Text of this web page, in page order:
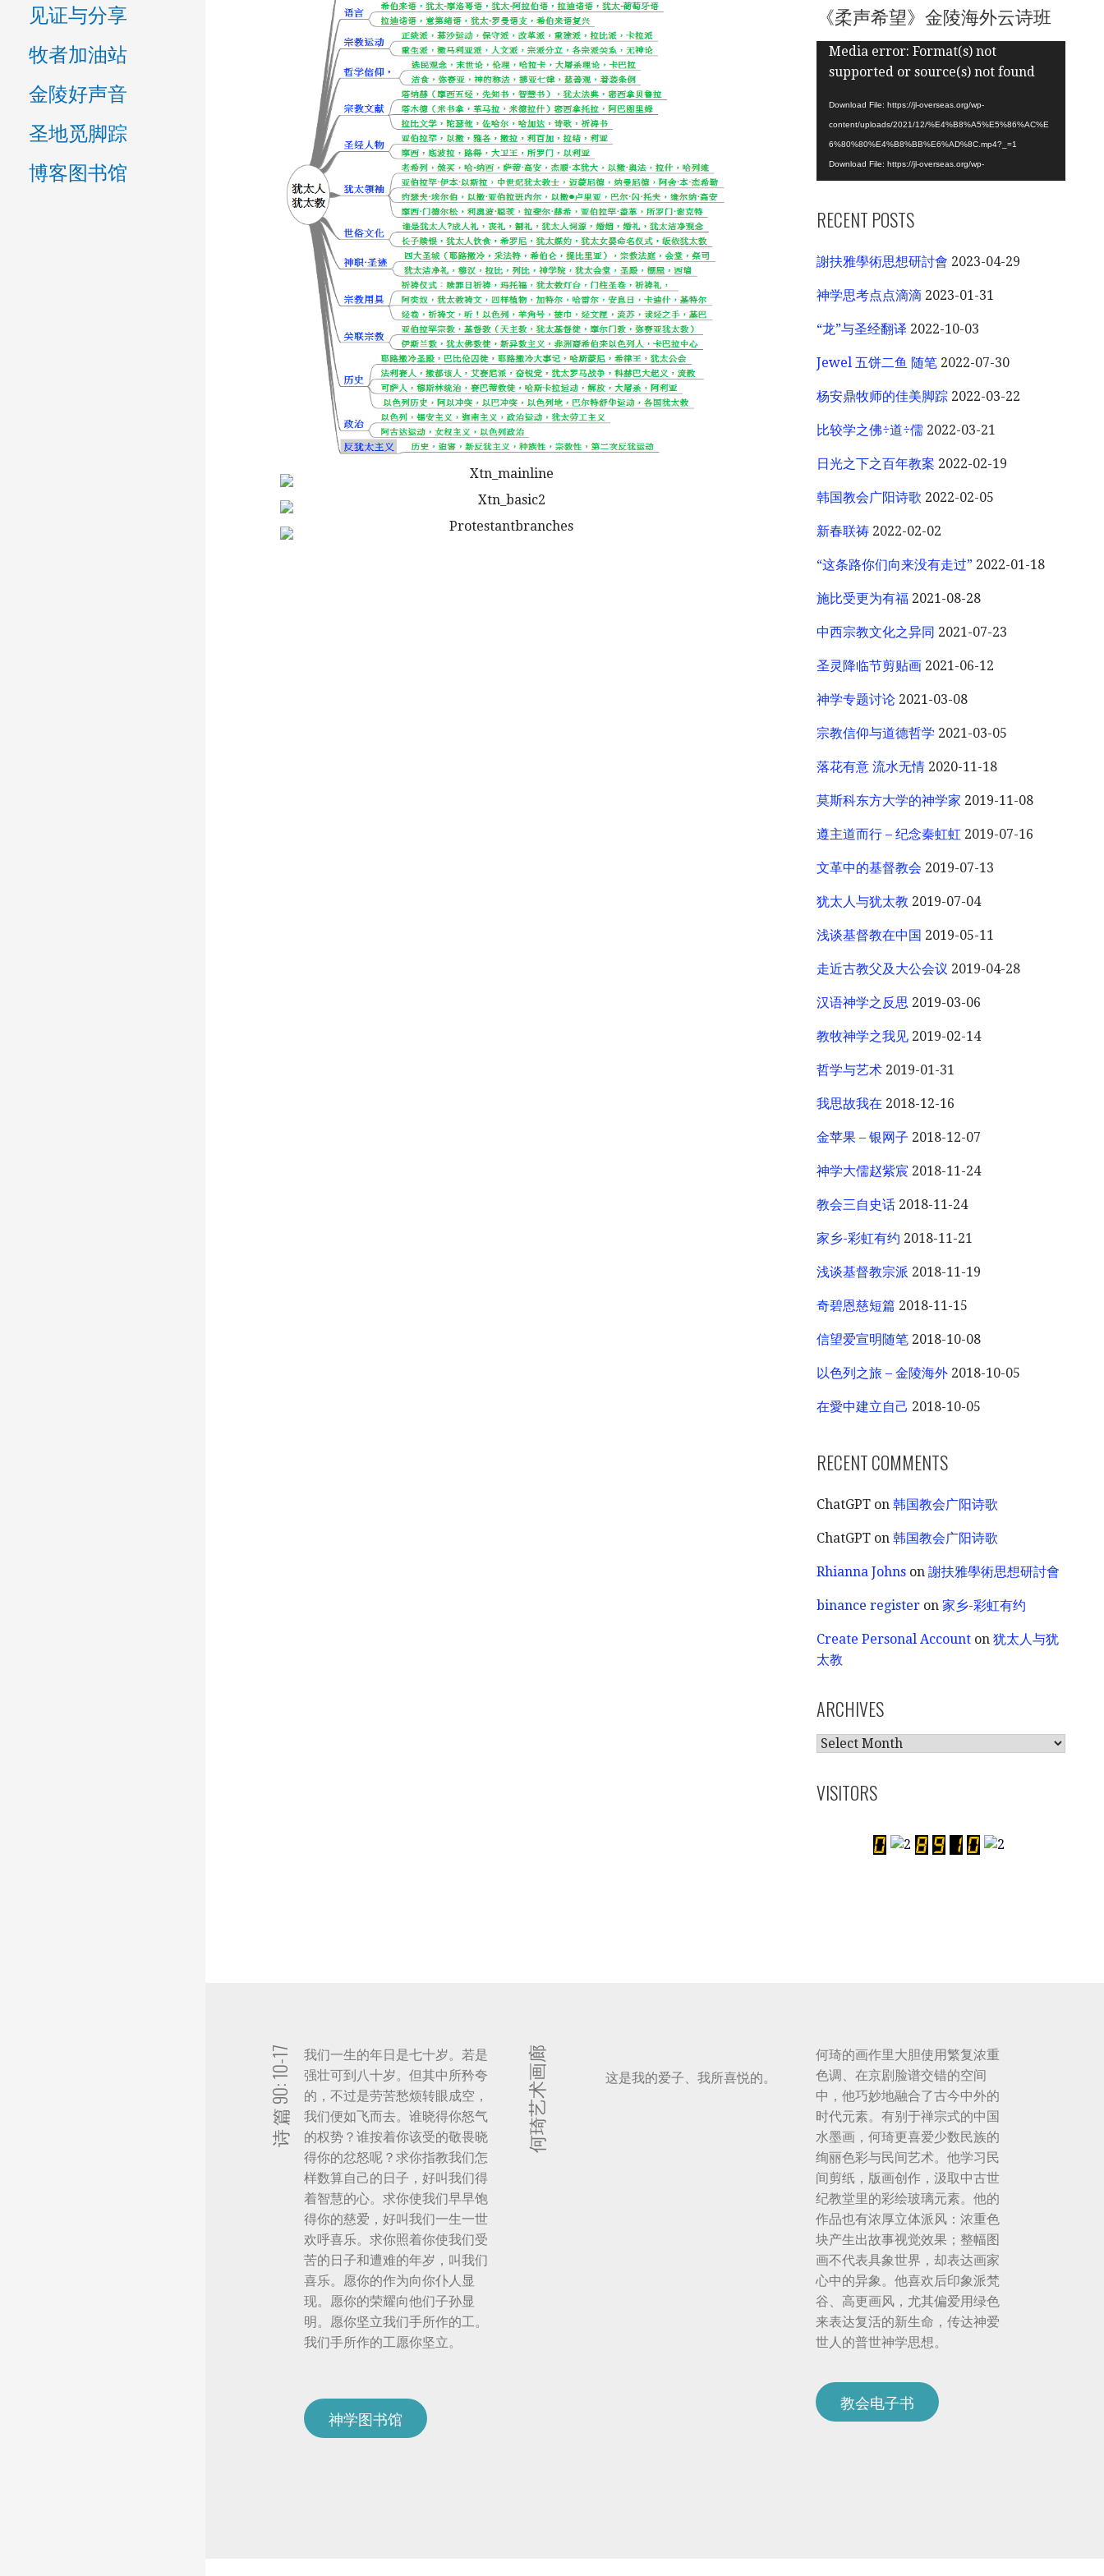
见证与分享
牧者加油站
金陵好声音
圣地觅脚踪
博客图书馆
《柔声希望》金陵海外云诗班
Video
Player
Media error: Format(s) not
supported or source(s) not found
Download File: https://jl-overseas.org/wp-
content/uploads/2021/12/%E4%B8%A5%E5%86%AC%E
6%80%80%E4%B8%BB%E6%AD%8C.mp4?_=1
Download File: https://jl-overseas.org/wp-
content/uploads/2021/12/%E4%B8%A5%E5%86%AC%E
RECENT POSTS
謝扶雅學術思想研討會 2023-04-29
神学思考点点滴滴 2023-01-31
“龙”与圣经翻译 2022-10-03
Jewel 五饼二鱼 随笔 2022-07-30
杨安鼎牧师的佳美脚踪 2022-03-22
比较学之佛÷道÷儒 2022-03-21
日光之下之百年教案 2022-02-19
韩国教会广阳诗歌 2022-02-05
新春联祷 2022-02-02
“这条路你们向来没有走过” 2022-01-18
施比受更为有福 2021-08-28
中西宗教文化之异同 2021-07-23
圣灵降临节剪贴画 2021-06-12
神学专题讨论 2021-03-08
宗教信仰与道德哲学 2021-03-05
落花有意 流水无情 2020-11-18
莫斯科东方大学的神学家 2019-11-08
遵主道而行 – 纪念秦虹虹 2019-07-16
文革中的基督教会 2019-07-13
犹太人与犹太教 2019-07-04
浅谈基督教在中国 2019-05-11
走近古教父及大公会议 2019-04-28
汉语神学之反思 2019-03-06
教牧神学之我见 2019-02-14
哲学与艺术 2019-01-31
我思故我在 2018-12-16
金苹果 – 银网子 2018-12-07
神学大儒赵紫宸 2018-11-24
教会三自史话 2018-11-24
家乡-彩虹有约 2018-11-21
浅谈基督教宗派 2018-11-19
奇碧恩慈短篇 2018-11-15
信望爱宣明随笔 2018-10-08
以色列之旅 – 金陵海外 2018-10-05
在愛中建立自己 2018-10-05
RECENT COMMENTS
ChatGPT on韩国教会广阳诗歌
ChatGPT on韩国教会广阳诗歌
Rhianna Johns on謝扶雅學術思想研討會
binance register on家乡-彩虹有约
Create Personal Account on犹太人与犹
太教
ARCHIVES
ARCHIVES
VISITORS
诗 篇 90: 10-17
我们一生的年日是七十岁。若是
强壮可到八十岁。但其中所矜夸
的，不过是劳苦愁烦转眼成空，
我们便如飞而去。谁晓得你怒气
的权势？谁按着你该受的敬畏晓
得你的忿怒呢？求你指教我们怎
样数算自己的日子，好叫我们得
着智慧的心。求你使我们早早饱
得你的慈爱，好叫我们一生一世
欢呼喜乐。求你照着你使我们受
苦的日子和遭难的年岁，叫我们
喜乐。愿你的作为向你仆人显
现。愿你的荣耀向他们子孙显
明。愿你坚立我们手所作的工。
我们手所作的工愿你坚立。
神学图书馆
何琦艺术画廊 这是我的爱子、我所喜悦的。
何琦的画作里大胆使用繁复浓重
色调、在京剧脸谱交错的空间
中，他巧妙地融合了古今中外的
时代元素。有别于禅宗式的中国
水墨画，何琦更喜爱少数民族的
绚丽色彩与民间艺术。他学习民
间剪纸，版画创作，汲取中古世
纪教堂里的彩绘玻璃元素。他的
作品也有浓厚立体派风：浓重色
块产生出故事视觉效果；整幅图
画不代表具象世界，却表达画家
心中的异象。他喜欢后印象派梵
谷、高更画风，尤其偏爱用绿色
来表达复活的新生命，传达神爱
世人的普世神学思想。
教会电子书